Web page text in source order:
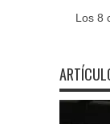
Los 8